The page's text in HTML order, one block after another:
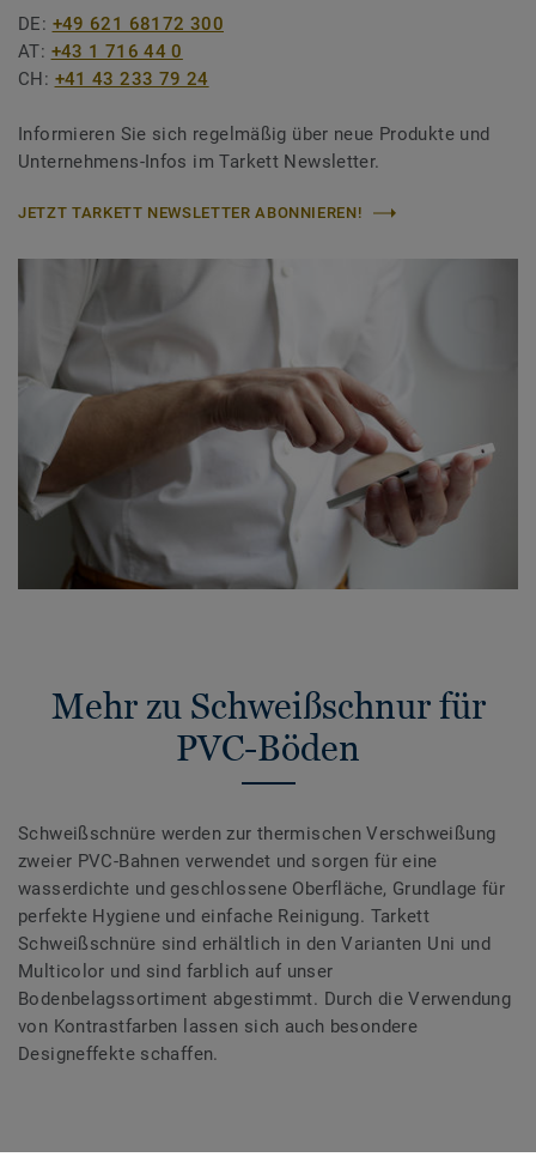
DE: +49 621 68172 300
AT: +43 1 716 44 0
CH: +41 43 233 79 24
Informieren Sie sich regelmäßig über neue Produkte und
Unternehmens-Infos im Tarkett Newsletter.
JETZT TARKETT NEWSLETTER ABONNIEREN!
Mehr zu Schweißschnur für
PVC-Böden
Schweißschnüre werden zur thermischen Verschweißung
zweier PVC-Bahnen verwendet und sorgen für eine
wasserdichte und geschlossene Oberfläche, Grundlage für
perfekte Hygiene und einfache Reinigung. Tarkett
Schweißschnüre sind erhältlich in den Varianten Uni und
Multicolor und sind farblich auf unser
Bodenbelagssortiment abgestimmt. Durch die Verwendung
von Kontrastfarben lassen sich auch besondere
Designeffekte schaffen.